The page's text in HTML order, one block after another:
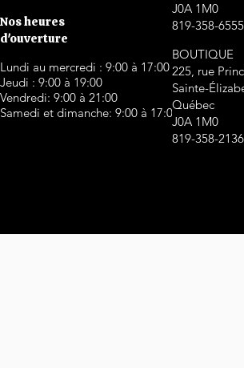
Nos heures
d'ouverture
Lundi au mercredi : 9:00 à 17:00
Jeudi : 9:00 à 19:00
Vendredi: 9:00 à 21:00
Samedi et dimanche: 9:00 à 17:00
J0A 1M0
819-358-6555
BOUTIQUE
225, rue
Sainte-
Québec
J0A 1M0
819-358-2136